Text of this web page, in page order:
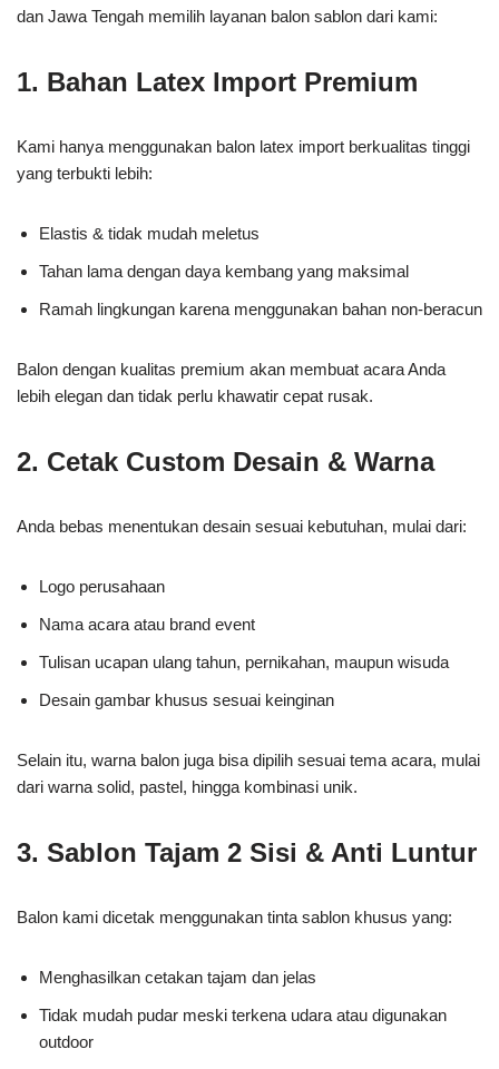
dan Jawa Tengah memilih layanan balon sablon dari kami:
1. Bahan Latex Import Premium
Kami hanya menggunakan balon latex import berkualitas tinggi
yang terbukti lebih:
Elastis & tidak mudah meletus
Tahan lama dengan daya kembang yang maksimal
Ramah lingkungan karena menggunakan bahan non-beracun
Balon dengan kualitas premium akan membuat acara Anda
lebih elegan dan tidak perlu khawatir cepat rusak.
2. Cetak Custom Desain & Warna
Anda bebas menentukan desain sesuai kebutuhan, mulai dari:
Logo perusahaan
Nama acara atau brand event
Tulisan ucapan ulang tahun, pernikahan, maupun wisuda
Desain gambar khusus sesuai keinginan
Selain itu, warna balon juga bisa dipilih sesuai tema acara, mulai
dari warna solid, pastel, hingga kombinasi unik.
3. Sablon Tajam 2 Sisi & Anti Luntur
Balon kami dicetak menggunakan tinta sablon khusus yang:
Menghasilkan cetakan tajam dan jelas
Tidak mudah pudar meski terkena udara atau digunakan
outdoor